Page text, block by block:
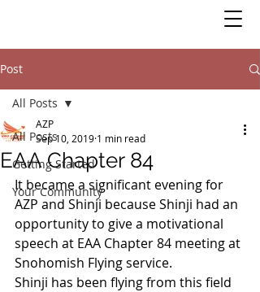
Post
All Posts
Getting Started
Your Community
All Posts
EAA Chapter 84
AZP
Sep 10, 2019 1 min read
It became a significant evening for
AZP and Shinji because Shinji had an
opportunity to give a motivational
speech at EAA Chapter 84 meeting at
Snohomish Flying service.
Shinji has been flying from this field